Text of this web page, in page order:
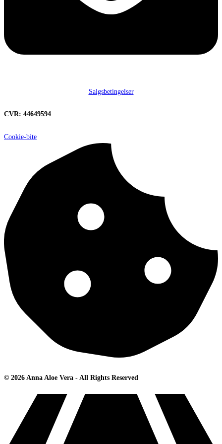
Salgsbetingelser
CVR: 44649594
Cookie-bite
© 2026 Anna Aloe Vera - All Rights Reserved